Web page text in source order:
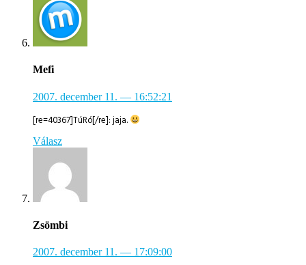
Mefi
2007. december 11. — 16:52:21
[re=40367]TúRó[/re]: jaja.
Válasz
Zsömbi
2007. december 11. — 17:09:00